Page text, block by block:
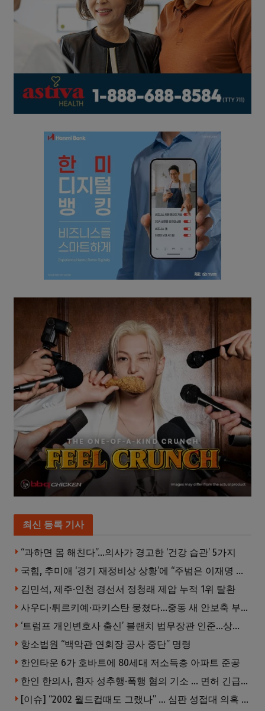
최신 등록 기사
“과하면 몸 해친다”…의사가 경고한 ‘건강 습관’ 5가지
국힘, 추미애 ‘경기 재정비상 상황’에 “주범은 이재명 전 지사”
김민석, 제주·인천 경선서 정청래 제압 누적 1위 탈환
사우디·튀르키예·파키스탄 뭉쳤다…중동 새 안보축 부상하나
‘트럼프 개인변호사 출신’ 블랜치 법무장관 인준…상원 50대49 가결
항소법원 “백악관 연회장 공사 중단” 명령
한인타운 6가 호바트에 80세대 저소득층 아파트 준공
한인 한의사, 환자 성추행·폭행 혐의 기소 … 면허 긴급정지
[이슈] “2002 월드컵때도 그랬나” … 심판 성접대 의혹 해외로 일파만파, 4강 신화까지 불똥